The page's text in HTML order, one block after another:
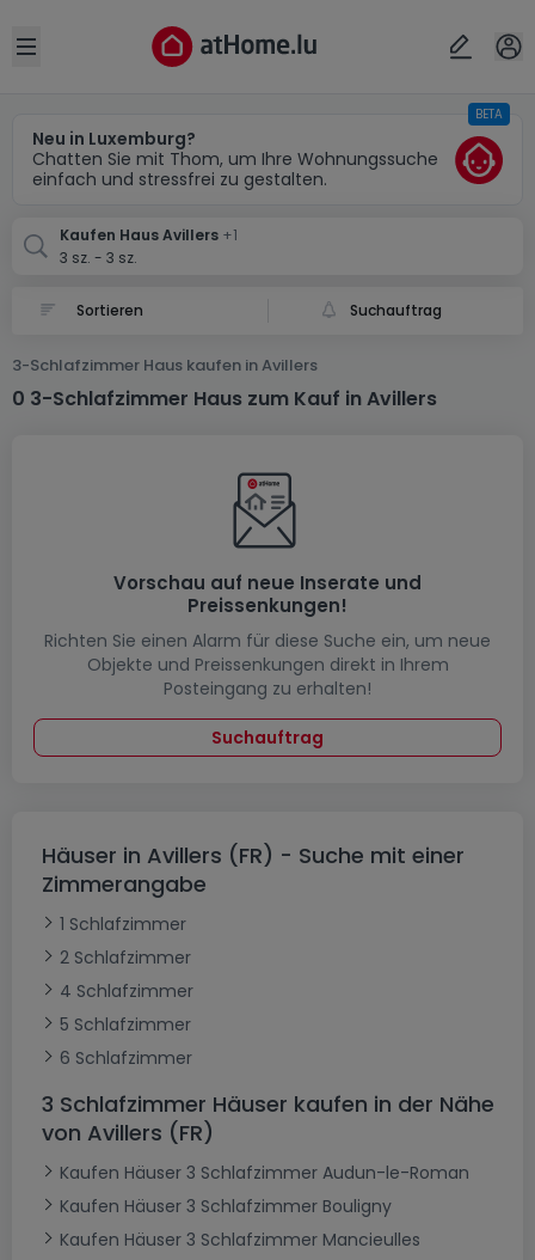
Open sidebar
Neu in Luxemburg?
Chatten Sie mit Thom, um Ihre Wohnungssuche
einfach und stressfrei zu gestalten.
BETA
Kaufen Haus Avillers +1
3 sz. - 3 sz.
Suchauftrag
3-Schlafzimmer Haus kaufen in Avillers
0 3-Schlafzimmer Haus zum Kauf in Avillers
Vorschau auf neue Inserate und
Preissenkungen!
Richten Sie einen Alarm für diese Suche ein, um neue
Objekte und Preissenkungen direkt in Ihrem
Posteingang zu erhalten!
Suchauftrag
Häuser in Avillers (FR) - Suche mit einer
Zimmerangabe
1 Schlafzimmer
2 Schlafzimmer
4 Schlafzimmer
5 Schlafzimmer
6 Schlafzimmer
3 Schlafzimmer Häuser kaufen in der Nähe
von Avillers (FR)
Kaufen Häuser 3 Schlafzimmer Audun-le-Roman
Kaufen Häuser 3 Schlafzimmer Bouligny
Kaufen Häuser 3 Schlafzimmer Mancieulles
Ort
Abbrechen ok